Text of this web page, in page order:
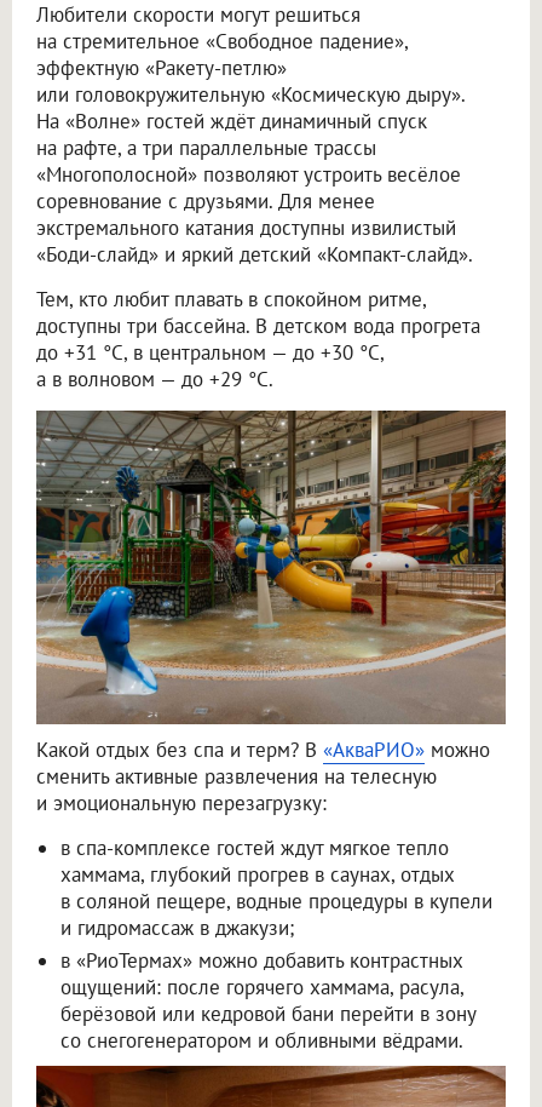
Любители скорости могут решиться
на стремительное «Свободное падение»,
эффектную «Ракету-петлю»
или головокружительную «Космическую дыру».
На «Волне» гостей ждёт динамичный спуск
на рафте, а три параллельные трассы
«Многополосной» позволяют устроить весёлое
соревнование с друзьями. Для менее
экстремального катания доступны извилистый
«Боди-слайд» и яркий детский «Компакт-слайд».
Тем, кто любит плавать в спокойном ритме,
доступны три бассейна. В детском вода прогрета
до +31 °C, в центральном — до +30 °C,
а в волновом — до +29 °C.
Какой отдых без спа и терм? В «АкваРИО» можно
сменить активные развлечения на телесную
и эмоциональную перезагрузку:
в спа-комплексе гостей ждут мягкое тепло
хаммама, глубокий прогрев в саунах, отдых
в соляной пещере, водные процедуры в купели
и гидромассаж в джакузи;
в «РиоТермах» можно добавить контрастных
ощущений: после горячего хаммама, расула,
берёзовой или кедровой бани перейти в зону
со снегогенератором и обливными вёдрами.